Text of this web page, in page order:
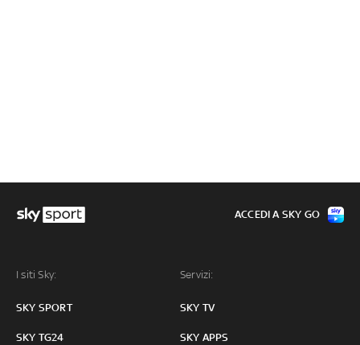
I siti Sky:
SKY SPORT
SKY TG24
Servizi:
SKY TV
SKY APPS
ACCEDI A SKY GO